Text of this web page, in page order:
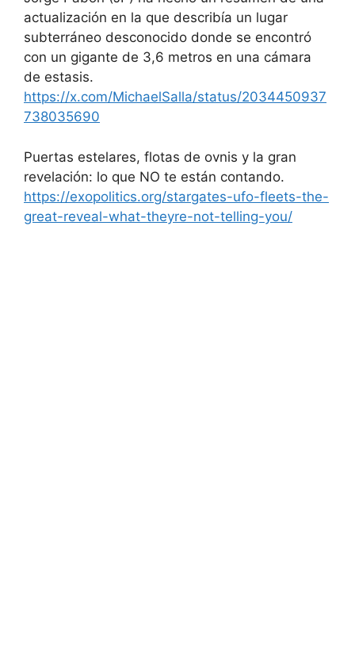
actualización en la que describía un lugar
subterráneo desconocido donde se encontró
con un gigante de 3,6 metros en una cámara
de estasis.
https://x.com/MichaelSalla/status/2034450937
738035690
Puertas estelares, flotas de ovnis y la gran
revelación: lo que NO te están contando.
https://exopolitics.org/stargates-ufo-fleets-the-
great-reveal-what-theyre-not-telling-you/